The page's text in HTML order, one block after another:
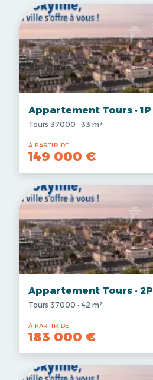
Appartement Tours · 1P
Tours 37000 · 33 m²
À PARTIR DE
149 000 €
Appartement Tours · 2P
Tours 37000 · 42 m²
À PARTIR DE
183 000 €